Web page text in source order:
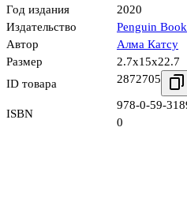
Год издания
2020
Издательство
Penguin
Автор
Алма Катсу
Размер
2.7x15x22.7
ID товара
2872705
ISBN
978-0-59-
0